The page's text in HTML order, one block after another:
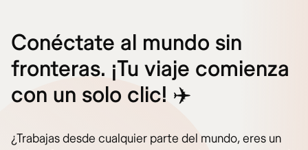
Conéctate al mundo sin
fronteras. ¡Tu viaje comienza
con un solo clic! ✈️
¿Trabajas desde cualquier parte del mundo, eres un